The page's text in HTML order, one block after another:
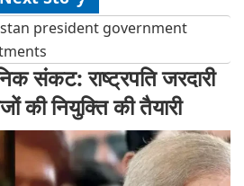
president government
संकट: राष्ट्रपति जरदारी
की नियुक्ति की तैयारी